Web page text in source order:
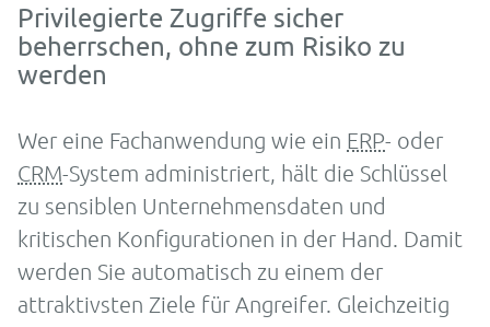
Privilegierte Zugriffe sicher
beherrschen, ohne zum Risiko zu
werden
Wer eine Fachanwendung wie ein ERP- oder
CRM-System administriert, hält die Schlüssel
zu sensiblen Unternehmensdaten und
kritischen Konfigurationen in der Hand. Damit
werden Sie automatisch zu einem der
attraktivsten Ziele für Angreifer. Gleichzeitig